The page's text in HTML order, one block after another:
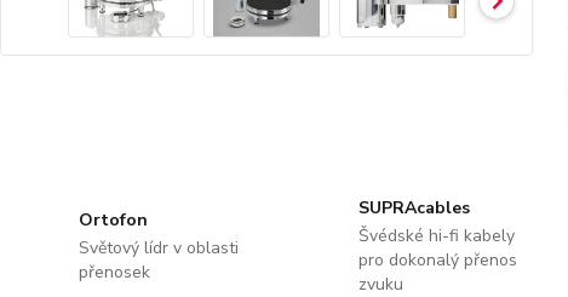
Ortofon
Světový lídr v oblasti
přenosek
SUPRAcables
Švédské hi-fi kabely
pro dokonalý přenos
zvuku